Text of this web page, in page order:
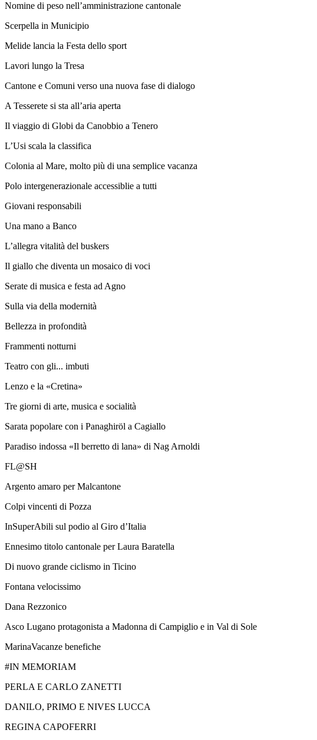
Nomine di peso nell’amministrazione cantonale
Scerpella in Municipio
Melide lancia la Festa dello sport
Lavori lungo la Tresa
Cantone e Comuni verso una nuova fase di dialogo
A Tesserete si sta all’aria aperta
Il viaggio di Globi da Canobbio a Tenero
L’Usi scala la classifica
Colonia al Mare, molto più di una semplice vacanza
Polo intergenerazionale accessiblie a tutti
Giovani responsabili
Una mano a Banco
L’allegra vitalità del buskers
Il giallo che diventa un mosaico di voci
Serate di musica e festa ad Agno
Sulla via della modernità
Bellezza in profondità
Frammenti notturni
Teatro con gli... imbuti
Lenzo e la «Cretina»
Tre giorni di arte, musica e socialità
Sarata popolare con i Panaghiröl a Cagiallo
Paradiso indossa «Il berretto di lana» di Nag Arnoldi
FL@SH
Argento amaro per Malcantone
Colpi vincenti di Pozza
InSuperAbili sul podio al Giro d’Italia
Ennesimo titolo cantonale per Laura Baratella
Di nuovo grande ciclismo in Ticino
Fontana velocissimo
Dana Rezzonico
Asco Lugano protagonista a Madonna di Campiglio e in Val di Sole
MarinaVacanze benefiche
#IN MEMORIAM
PERLA E CARLO ZANETTI
DANILO, PRIMO E NIVES LUCCA
REGINA CAPOFERRI